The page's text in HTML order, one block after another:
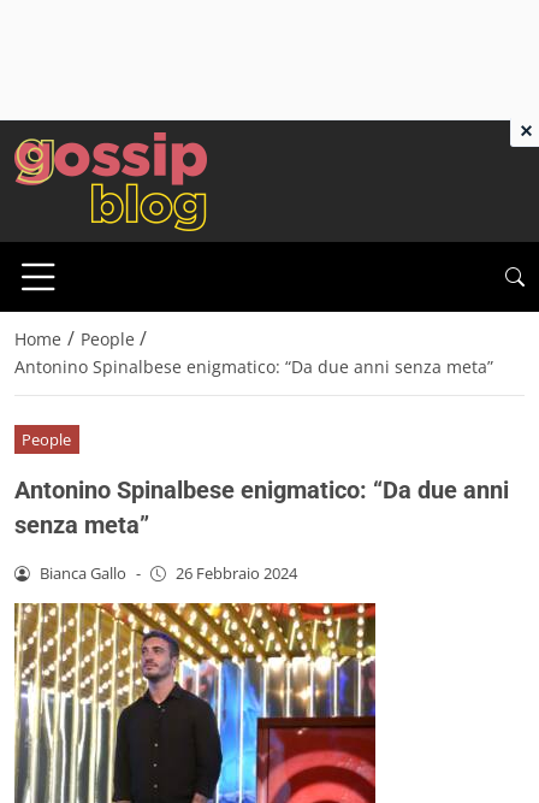
Home / People /
Antonino Spinalbese enigmatico: “Da due anni senza meta”
People
Antonino Spinalbese enigmatico: “Da due anni
senza meta”
Bianca Gallo - 26 Febbraio 2024
×